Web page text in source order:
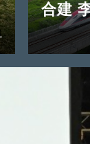
合建